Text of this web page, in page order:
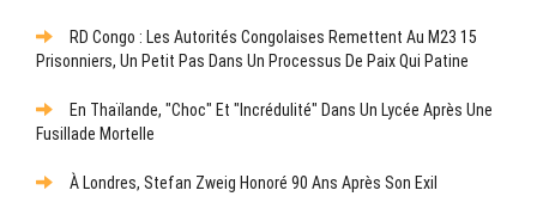
RD Congo : Les Autorités Congolaises Remettent Au M23 15
Prisonniers, Un Petit Pas Dans Un Processus De Paix Qui Patine
En Thaïlande, "choc" Et "incrédulité" Dans Un Lycée Après Une
Fusillade Mortelle
À Londres, Stefan Zweig Honoré 90 Ans Après Son Exil